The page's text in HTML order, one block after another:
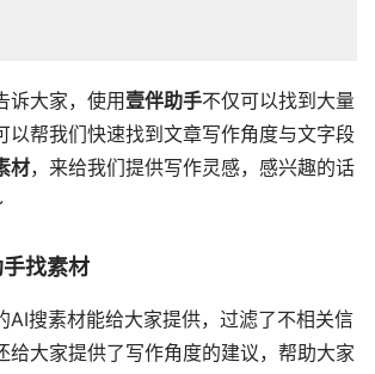
诉大家，使用 壹伴助手不仅可以找到大量
以帮我们快速找到文章写作角度与文字段
材，来给我们提供写作灵感，感兴趣的话
找素材
AI搜素材能给大家提供，过滤了不相关信
给大家提供了写作角度的建议，帮助大家